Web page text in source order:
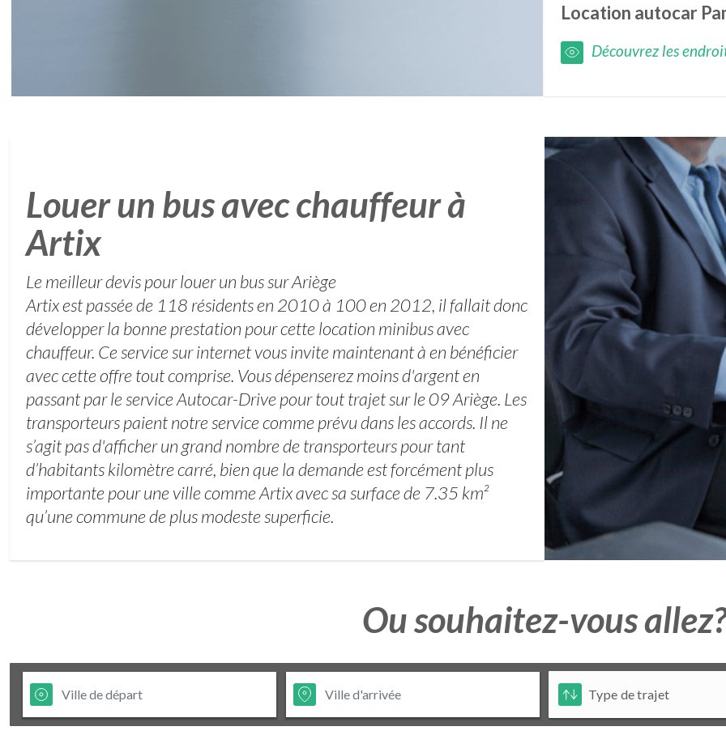
Location autocar
Découvrez les
Louer un bus avec chauffeur à
Artix
Le meilleur devis pour louer un bus sur Ariège
Artix est passée de 118 résidents en 2010 à 100 en 2012, il fallait donc
développer la bonne prestation pour cette location minibus avec
chauffeur. Ce service sur internet vous invite maintenant à en bénéficier
avec cette offre tout comprise. Vous dépenserez moins d'argent en
passant par le service Autocar-Drive pour tout trajet sur le 09 Ariège. Les
transporteurs paient notre service comme prévu dans les accords. Il ne
s’agit pas d'afficher un grand nombre de transporteurs pour tant
d’habitants kilomètre carré, bien que la demande est forcément plus
importante pour une ville comme Artix avec sa surface de 7.35 km²
qu’une commune de plus modeste superficie.
Ou souhaitez-vous allez?